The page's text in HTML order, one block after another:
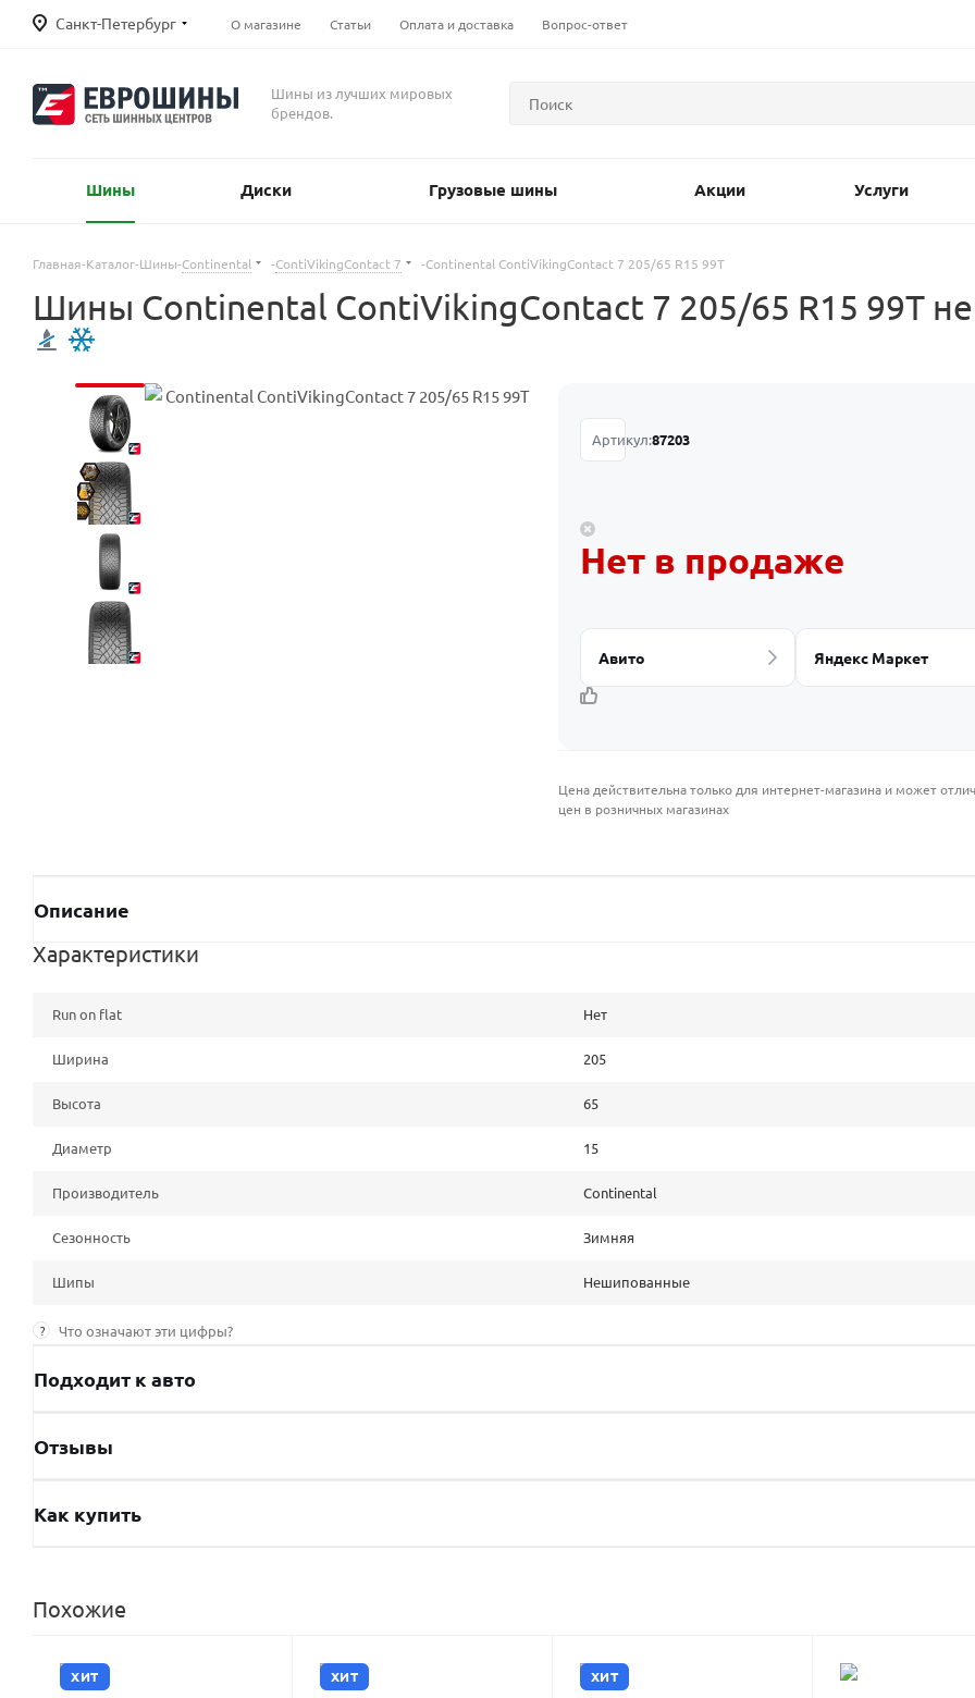
Санкт-Петербург О магазине Статьи Оплата и доставка Вопрос-ответ
Шины из лучших мировых
брендов.
Шины Диски Грузовые шины Акции Услуги
Главная-Каталог-Шины-Continental -ContiVikingContact 7 -Continental ContiVikingContact 7 205/65 R15 99T
Шины Continental ContiVikingContact 7 205/65 R15 99T
Артикул:87203
Нет в продаже
Авито Яндекс Маркет
Цена действительна только для интернет-магазина и может
цен в розничных магазинах
Описание
Характеристики
Run on flat Нет
Ширина 205
Высота 65
Диаметр 15
Производитель Continental
Сезонность Зимняя
Шипы Нешипованные
? Что означают эти цифры?
Подходит к авто
Отзывы
Как купить
Похожие
ХИТ ХИТ ХИТ